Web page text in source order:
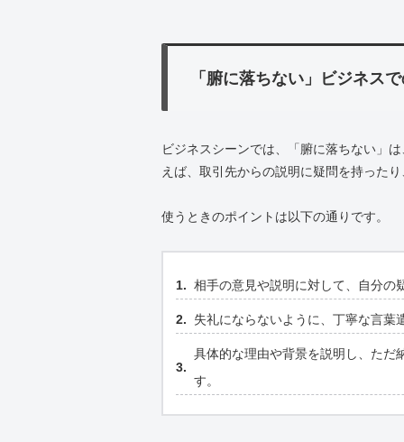
「腑に落ちない」ビジネス
ビジネスシーンでは、「腑に落ちない」
えば、取引先からの説明に疑問を持った
使うときのポイントは以下の通りです。
相手の意見や説明に対して、自分の
失礼にならないように、丁寧な言葉
具体的な理由や背景を説明し、ただ
す。